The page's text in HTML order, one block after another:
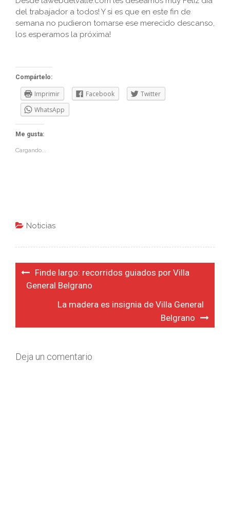
del trabajador a todos! Y si es que en este fin de
semana no pudieron tomarse ese merecido descanso,
los esperamos la próxima!
Compártelo:
Imprimir Facebook
Twitter
WhatsApp
Me gusta:
Cargando...
Noticias
Navegación
Finde largo: recorridos guiados por Villa
General Belgrano
La madera es insignia de Villa General
Belgrano
Deja un comentario